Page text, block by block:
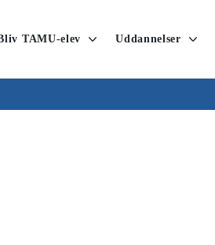
TAMU-elev Uddannelser